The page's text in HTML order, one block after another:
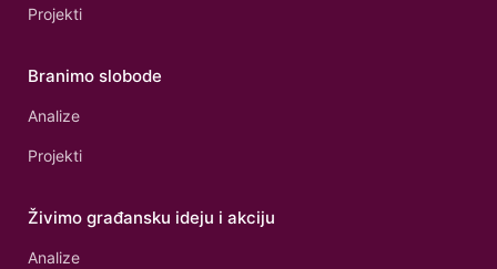
Projekti
Branimo slobode
Analize
Projekti
Živimo građansku ideju i akciju
Analize